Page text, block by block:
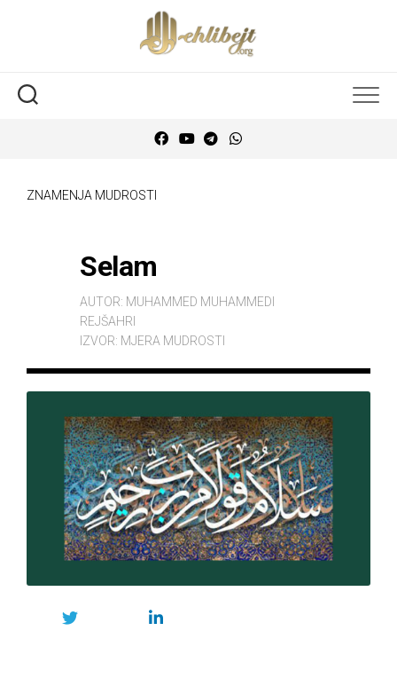
ZNAMENJA MUDROSTI
Selam
AUTOR: MUHAMMED MUHAMMEDI
REJŠAHRI
IZVOR: MJERA MUDROSTI